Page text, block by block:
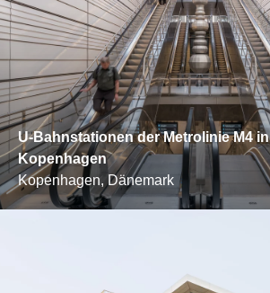
U-Bahnstationen der Metrolinie M4 in
Kopenhagen
Kopenhagen, Dänemark